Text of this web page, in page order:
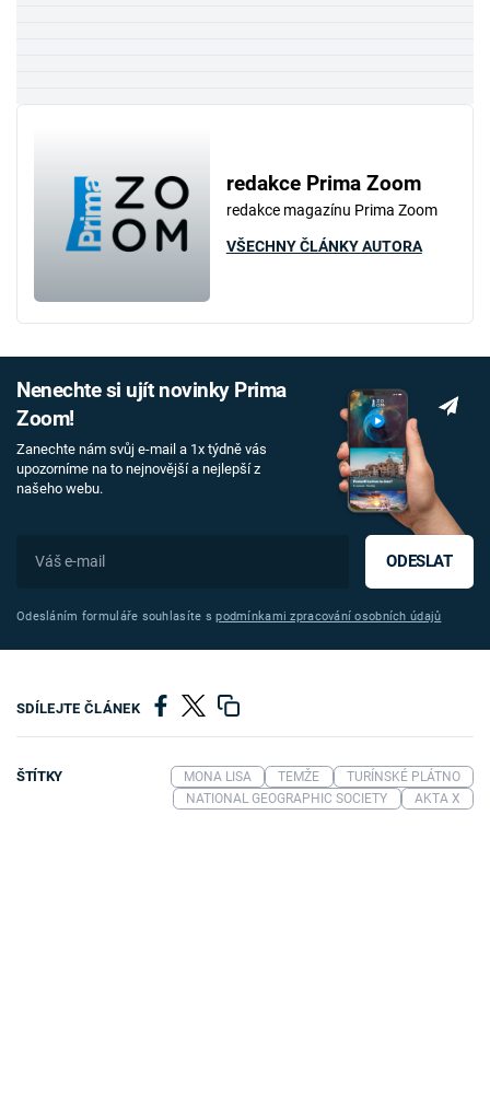
redakce Prima Zoom
redakce magazínu Prima Zoom
VŠECHNY ČLÁNKY AUTORA
Nenechte si ujít novinky Prima
Zoom!
Zanechte nám svůj e-mail a 1x týdně vás
upozorníme na to nejnovější a nejlepší z
našeho webu.
ODESLAT
Odesláním formuláře souhlasíte spodmínkami zpracování osobních údajů
SDÍLEJTE ČLÁNEK
ŠTÍTKY MONA LISA TEMŽE
TURÍNSKÉ PLÁTNO
NATIONAL GEOGRAPHIC SOCIETY
AKTA X